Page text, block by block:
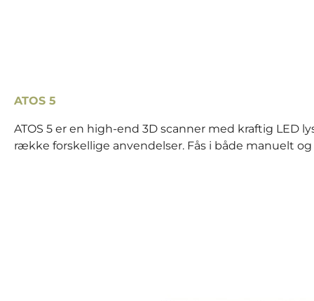
ATOS 5
ATOS 5 er en high-end 3D scanner med kraftig LED
række forskellige anvendelser. Fås i både manuelt